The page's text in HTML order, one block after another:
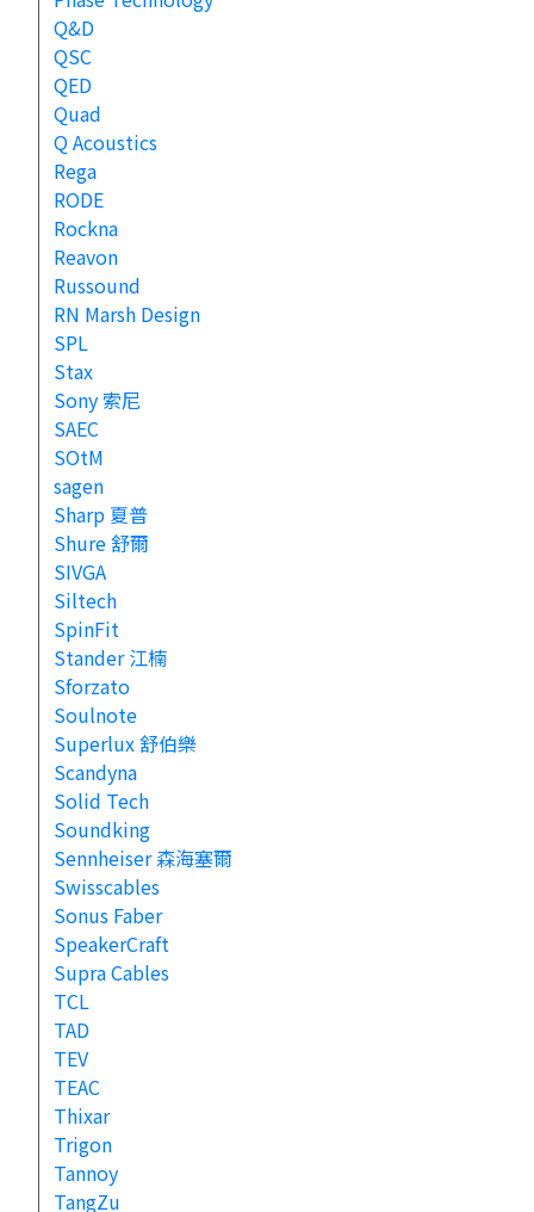
Q&D
QSC
QED
Quad
Q Acoustics
Rega
RODE
Rockna
Reavon
Russound
RN Marsh Design
SPL
Stax
Sony 索尼
SAEC
SOtM
sagen
Sharp 夏普
Shure 舒爾
SIVGA
Siltech
SpinFit
Stander 江楠
Sforzato
Soulnote
Superlux 舒伯樂
Scandyna
Solid Tech
Soundking
Sennheiser 森海塞爾
Swisscables
Sonus Faber
SpeakerCraft
Supra Cables
TCL
TAD
TEV
TEAC
Thixar
Trigon
Tannoy
TangZu